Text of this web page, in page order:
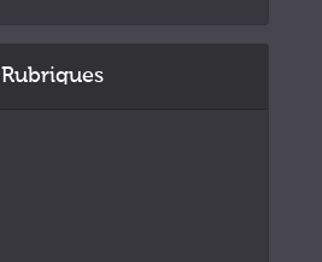
Rubriques